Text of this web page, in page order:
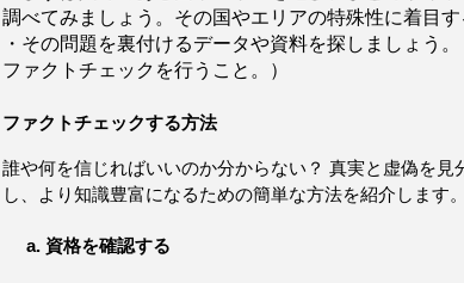
調べてみましょう。その国やエリアの特殊性に着目す
・その問題を裏付けるデータや資料を探しましょう
ファクトチェックを行うこと。）
ファクトチェックする方法
誰や何を信じればいいのか分からない？ 真実と虚偽を
し、より知識豊富になるための簡単な方法を紹介します。
a. 資格を確認する